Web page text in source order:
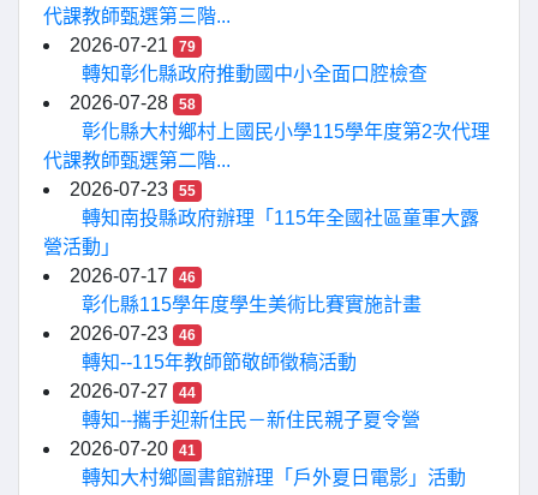
代課教師甄選第三階...
2026-07-21
79
轉知彰化縣政府推動國中小全面口腔檢查
2026-07-28
58
彰化縣大村鄉村上國民小學115學年度第2次代理
代課教師甄選第二階...
2026-07-23
55
轉知南投縣政府辦理「115年全國社區童軍大露
營活動」
2026-07-17
46
彰化縣115學年度學生美術比賽實施計畫
2026-07-23
46
轉知--115年教師節敬師徵稿活動
2026-07-27
44
轉知--攜手迎新住民－新住民親子夏令營
2026-07-20
41
轉知大村鄉圖書館辦理「戶外夏日電影」活動